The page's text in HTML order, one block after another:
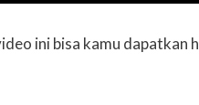
ini bisa kamu dapatkan